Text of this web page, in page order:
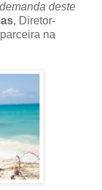
deste
, Diretor-
na